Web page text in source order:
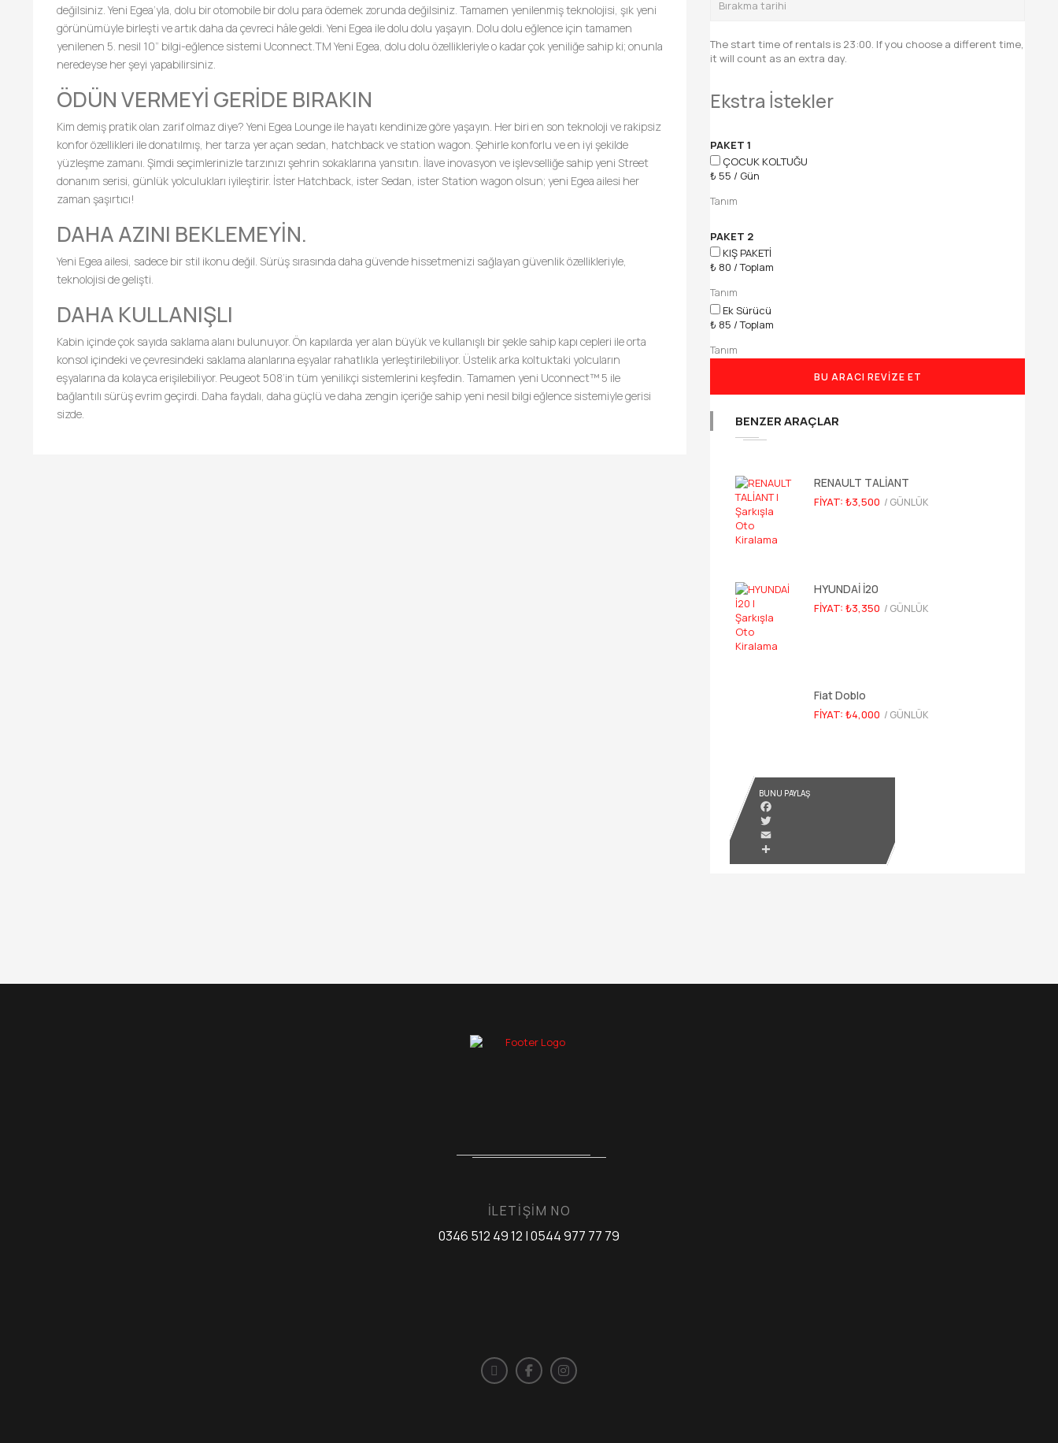
değilsiniz. Yeni Egea’yla, dolu bir otomobile bir dolu para ödemek zorunda değilsiniz. Tamamen yenilenmiş teknolojisi, şık yeni
görünümüyle birleşti ve artık daha da çevreci hâle geldi. Yeni Egea ile dolu dolu yaşayın. Dolu dolu eğlence için tamamen
yenilenen 5. nesil 10” bilgi-eğlence sistemi Uconnect.TM Yeni Egea, dolu dolu özellikleriyle o kadar çok yeniliğe sahip ki; onunla
neredeyse her şeyi yapabilirsiniz.
ÖDÜN VERMEYİ GERİDE BIRAKIN
Kim demiş pratik olan zarif olmaz diye? Yeni Egea Lounge ile hayatı kendinize göre yaşayın. Her biri en son teknoloji ve rakipsiz
konfor özellikleri ile donatılmış, her tarza yer açan sedan, hatchback ve station wagon. Şehirle konforlu ve en iyi şekilde
yüzleşme zamanı. Şimdi seçimlerinizle tarzınızı şehrin sokaklarına yansıtın. İlave inovasyon ve işlevselliğe sahip yeni Street
donanım serisi, günlük yolculukları iyileştirir. İster Hatchback, ister Sedan, ister Station wagon olsun; yeni Egea ailesi her
zaman şaşırtıcı!
DAHA AZINI BEKLEMEYİN.
Yeni Egea ailesi, sadece bir stil ikonu değil. Sürüş sırasında daha güvende hissetmenizi sağlayan güvenlik özellikleriyle,
teknolojisi de gelişti.
DAHA KULLANIŞLI
Kabin içinde çok sayıda saklama alanı bulunuyor. Ön kapılarda yer alan büyük ve kullanışlı bir şekle sahip kapı cepleri ile orta
konsol içindeki ve çevresindeki saklama alanlarına eşyalar rahatlıkla yerleştirilebiliyor. Üstelik arka koltuktaki yolcuların
eşyalarına da kolayca erişilebiliyor. Peugeot 508’in tüm yenilikçi sistemlerini keşfedin. Tamamen yeni Uconnect™ 5 ile
bağlantılı sürüş evrim geçirdi. Daha faydalı, daha güçlü ve daha zengin içeriğe sahip yeni nesil bilgi eğlence sistemiyle gerisi
sizde.
The start time of rentals is 23:00. If you choose a different time,
it will count as an extra day.
Ekstra İstekler
PAKET 1
ÇOCUK KOLTUĞU
₺ 55 / Gün
Tanım
PAKET 2
KIŞ PAKETİ
₺ 80 /Toplam
Tanım
Ek Sürücü
₺ 85 /Toplam
Tanım
BU ARACI REVIZE ET
BENZER ARAÇLAR
RENAULT TALİANT
FIYAT: ₺3,500 / GÜNLÜK
HYUNDAİ İ20
FIYAT: ₺3,350 / GÜNLÜK
Fiat Doblo
FIYAT: ₺4,000 / GÜNLÜK
BUNU PAYLAŞ
Facebook
Twitter
Email
Share
İLETİŞİM NO
0346 512 49 12 | 0544 977 77 79